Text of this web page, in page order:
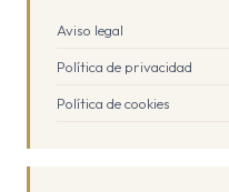
Aviso legal
Política de privacidad
Política de cookies